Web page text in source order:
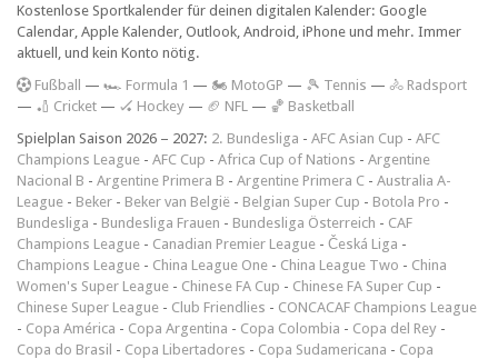
Kostenlose Sportkalender für deinen digitalen Kalender: Google
Calendar, Apple Kalender, Outlook, Android, iPhone und mehr. Immer
aktuell, und kein Konto nötig.
Fußball — 🏎️ Formula 1 — 🏍 MotoGP — 🎾 Tennis — 🚴 Radsport
— 🏏 Cricket — 🏑 Hockey — 🏈 NFL — 🏀 Basketball
Spielplan Saison 2026 – 2027: 2. Bundesliga - AFC Asian Cup - AFC
Champions League - AFC Cup - Africa Cup of Nations - Argentine
Nacional B - Argentine Primera B - Argentine Primera C - Australia A-
League - Beker - Beker van België - Belgian Super Cup - Botola Pro -
Bundesliga - Bundesliga Frauen - Bundesliga Österreich - CAF
Champions League - Canadian Premier League - Česká Liga -
Champions League - China League One - China League Two - China
Women's Super League - Chinese FA Cup - Chinese FA Super Cup -
Chinese Super League - Club Friendlies - CONCACAF Champions League
- Copa América - Copa Argentina - Copa Colombia - Copa del Rey -
Copa do Brasil - Copa Libertadores - Copa Sudamericana - Copa